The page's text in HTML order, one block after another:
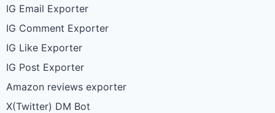
IG Email Exporter
IG Comment Exporter
IG Like Exporter
IG Post Exporter
Amazon reviews exporter
X(Twitter) DM Bot